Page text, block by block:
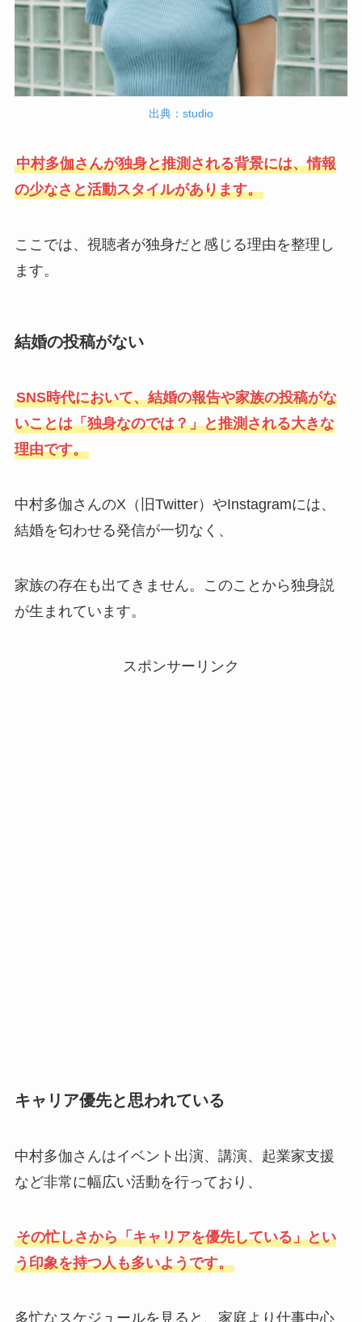
出典：studio
中村多伽さんが独身と推測される背景には、情報
の少なさと活動スタイルがあります。
ここでは、視聴者が独身だと感じる理由を整理し
ます。
結婚の投稿がない
SNS時代において、結婚の報告や家族の投稿がな
いことは「独身なのでは？」と推測される大きな
理由です。
中村多伽さんのX（旧Twitter）やInstagramには、
結婚を匂わせる発信が一切なく、
家族の存在も出てきません。このことから独身説
が生まれています。
スポンサーリンク
キャリア優先と思われている
中村多伽さんはイベント出演、講演、起業家支援
など非常に幅広い活動を行っており、
その忙しさから「キャリアを優先している」とい
う印象を持つ人も多いようです。
多忙なスケジュールを見ると、家庭より仕事中心